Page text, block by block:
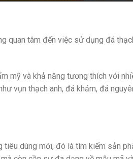
quan tâm đến việc sử dụng đá
mỹ và khả năng tương thích với
vụn thạch anh, đá khảm, đá
tiêu dùng mới, đó là tìm kiếm sản